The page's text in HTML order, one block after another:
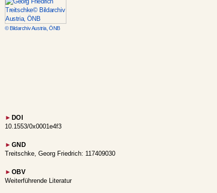
© Bildarchiv Austria, ÖNB
► DOI
10.1553/0x0001e4f3
► GND
Treitschke, Georg Friedrich: 117409030
► OBV
Weiterführende Literatur